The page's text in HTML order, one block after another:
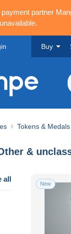
partner
Buy
Tokens & Medals
&
all
New